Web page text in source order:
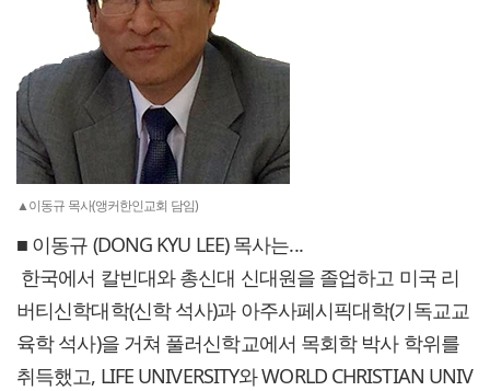
▲이동규 목사(앵커한인교회 담임)
■ 이동규 (DONG KYU LEE) 목사는...
한국에서 칼빈대와 총신대 신대원을 졸업하고 미국 리
버티신학대학(신학 석사)과 아주사페시픽대학(기독교교
육학 석사)을 거쳐 풀러신학교에서 목회학 박사 학위를
취득했고, LIFE UNIVERSITY와 WORLD CHRISTIAN UNIV